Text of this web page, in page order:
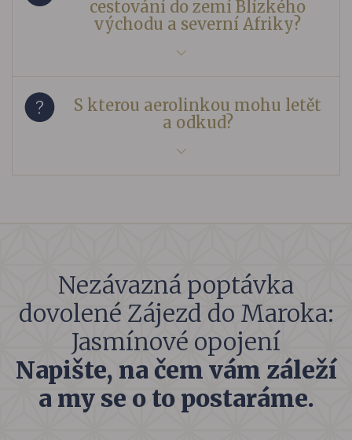
cestování do zemí Blízkého
východu a severní Afriky?
S kterou aerolinkou mohu letět
a odkud?
Nezávazná poptávka
dovolené Zájezd do Maroka:
Jasmínové opojení
Napište, na čem vám záleží
a my se o to postaráme.